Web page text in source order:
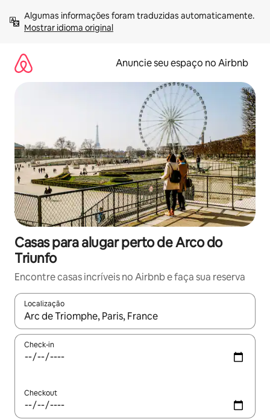
para
Mostrar idioma original
Anuncie seu espaço no Airbnb
Casas para alugar perto de Arco do
Triunfo
Encontre casas incríveis no Airbnb e faça sua reserva
Localização
Quando os resultados estiverem disponíveis, explore-os
Check-in
Checkout